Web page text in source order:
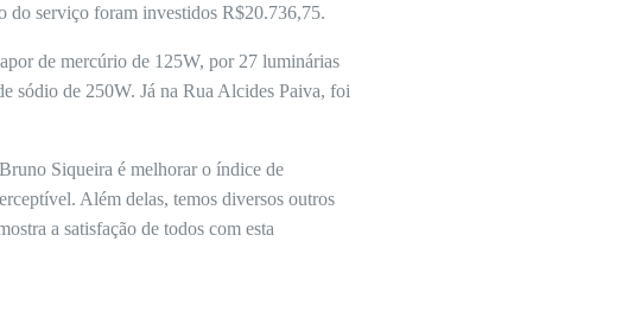
do serviço foram investidos R$20.736,75.
de mercúrio de 125W, por 27 luminárias
sódio de 250W. Já na Rua Alcides Paiva, foi
Siqueira é melhorar o índice de
Além delas, temos diversos outros
a satisfação de todos com esta